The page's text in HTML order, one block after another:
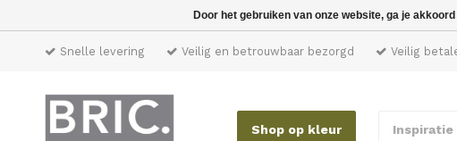
Snelle levering Veilig en betrouwbaar bezorgd Veilig
Shop op kleur Inspiratie
Door het gebruiken van onze website, ga je